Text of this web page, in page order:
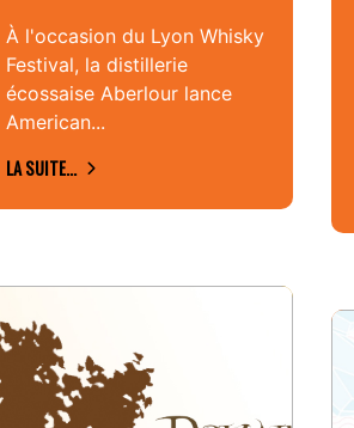
À l'occasion du Lyon Whisky
Festival, la distillerie
écossaise Aberlour lance
American...
LA SUITE...